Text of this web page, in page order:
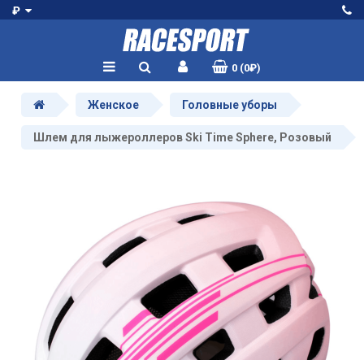
₽
0 (0₽)
Женское Головные уборы
Шлем для лыжероллеров Ski Time Sphere, Розовый